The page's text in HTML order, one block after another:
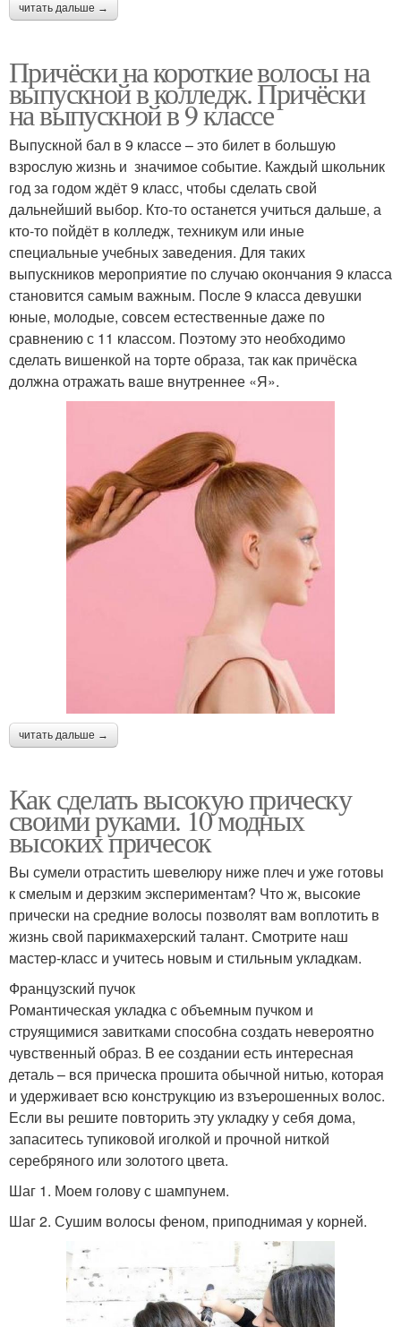
читать дальше →
Причёски на короткие волосы на
выпускной в колледж. Причёски
на выпускной в 9 классе
Выпускной бал в 9 классе – это билет в большую
взрослую жизнь и значимое событие. Каждый школьник
год за годом ждёт 9 класс, чтобы сделать свой
дальнейший выбор. Кто-то останется учиться дальше, а
кто-то пойдёт в колледж, техникум или иные
специальные учебных заведения. Для таких
выпускников мероприятие по случаю окончания 9 класса
становится самым важным. После 9 класса девушки
юные, молодые, совсем естественные даже по
сравнению с 11 классом. Поэтому это необходимо
сделать вишенкой на торте образа, так как причёска
должна отражать ваше внутреннее «Я».
читать дальше →
Как сделать высокую прическу
своими руками. 10 модных
высоких причесок
Вы сумели отрастить шевелюру ниже плеч и уже готовы
к смелым и дерзким экспериментам? Что ж, высокие
прически на средние волосы позволят вам воплотить в
жизнь свой парикмахерский талант. Смотрите наш
мастер-класс и учитесь новым и стильным укладкам.
Французский пучок
Романтическая укладка с объемным пучком и
струящимися завитками способна создать невероятно
чувственный образ. В ее создании есть интересная
деталь – вся прическа прошита обычной нитью, которая
и удерживает всю конструкцию из взъерошенных волос.
Если вы решите повторить эту укладку у себя дома,
запаситесь тупиковой иголкой и прочной ниткой
серебряного или золотого цвета.
Шаг 1. Моем голову с шампунем.
Шаг 2. Сушим волосы феном, приподнимая у корней.